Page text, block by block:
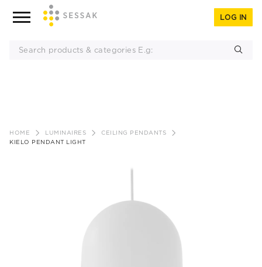
content
LOG IN
HOME LUMINAIRES
CEILING PENDANTS
KIELO PENDANT LIGHT